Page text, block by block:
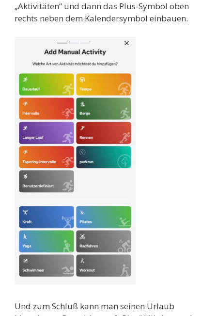
„Aktivitäten“ und dann das Plus-Symbol oben
rechts neben dem Kalendersymbol einbauen.
Und zum Schluß kann man seinen Urlaub